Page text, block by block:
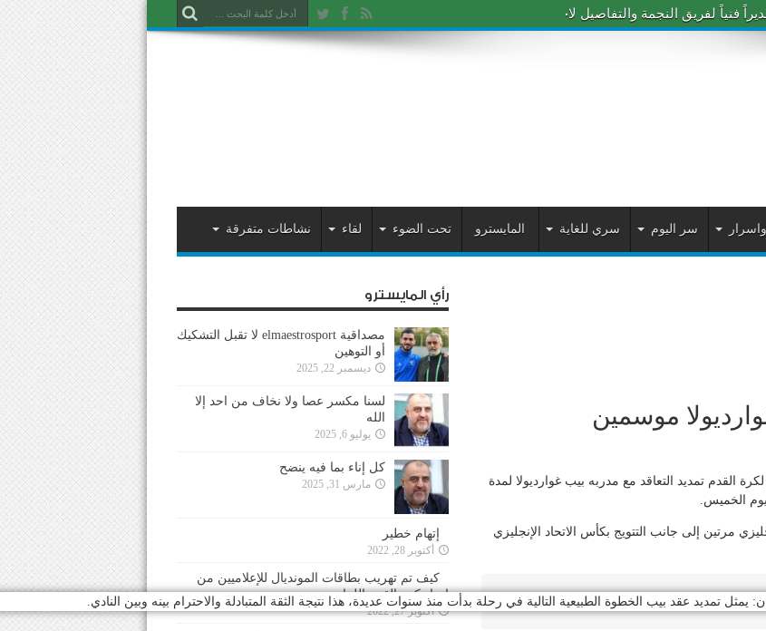
فنياً لفريق النجمة والتفاصيل لاحقاً
واسرار سر اليوم سري للغاية المايسترو تحت الضوء لقاء نشاطات متفرقة
موسمين
القدم تمديد التعاقد مع مدربه بيب غوارديولا لمدة
مرتين إلى جانب التتويج بكأس الاتحاد الإنجليزي
تمديد عقد بيب الخطوة الطبيعية التالية في رحلة بدأت منذ سنوات عديدة، هذا نتيجة الثقة المتبادلة والاحترام بينه وبين النادي.
رأي المايسترو
مصداقية elmaestrosport لا تقبل التشكيك
أو التوهين
ديسمبر 22, 2025
لسنا مكسر عصا ولا نخاف من احد إلا
الله
يوليو 6, 2025
كل إناء بما فيه ينضح
مارس 31, 2025
إتهام خطير
أكتوبر 28, 2022
كيف تم تهريب بطاقات المونديال للإعلاميين من
إتحاد كرة القدم اللبناني
أكتوبر 27, 2022